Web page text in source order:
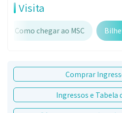
Visita
Como chegar ao MSC
Comprar
Ingressos e Tabela